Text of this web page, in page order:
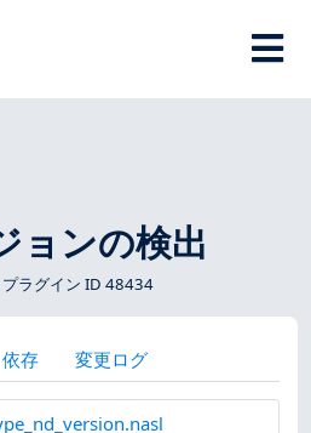
ョンの検出
プラグイン ID 48434
依存 変更ログ